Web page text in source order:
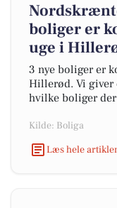
boliger er
uge i
3 nye boliger er
Hillerød. Vi giver
hvilke boliger
Kilde: Boliga
Læs hele